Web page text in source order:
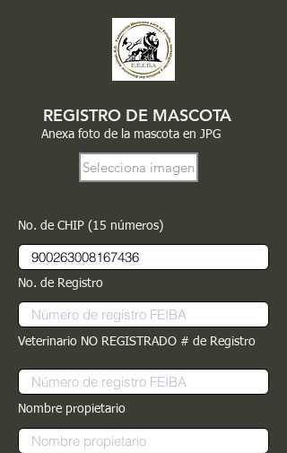
REGISTRO DE MASCOTA
Anexa foto de la mascota en JPG
Selecciona imagen
No. de CHIP (15 números)
No. de Registro
Veterinario NO REGISTRADO # de Registro
Nombre propietario